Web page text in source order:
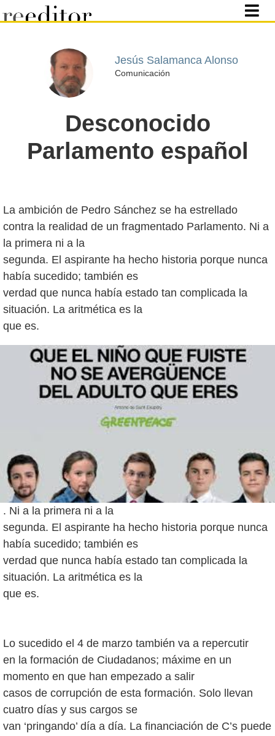
Jesús Salamanca Alonso
Comunicación
Desconocido
Parlamento español
La ambición de Pedro Sánchez se ha estrellado
contra la realidad de un fragmentado Parlamento. Ni a
la primera ni a la
segunda. El aspirante ha hecho historia porque nunca
había sucedido; también es
verdad que nunca había estado tan complicada la
situación. La aritmética es la
. Ni a la primera ni a la
segunda. El aspirante ha hecho historia porque nunca
había sucedido; también es
verdad que nunca había estado tan complicada la
situación. La aritmética es la
que es.
Lo sucedido el 4 de marzo también va a repercutir
en la formación de Ciudadanos; máxime en un
momento en que han empezado a salir
casos de corrupción de esta formación. Solo llevan
cuatro días y sus cargos se
van ‘pringando’ día a día. La financiación de C’s puede